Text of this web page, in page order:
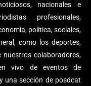
nacionales e
profesionales,
política, sociales,
como los deportes,
nuestros colaboradores,
vivo de eventos de
una sección de posdcat